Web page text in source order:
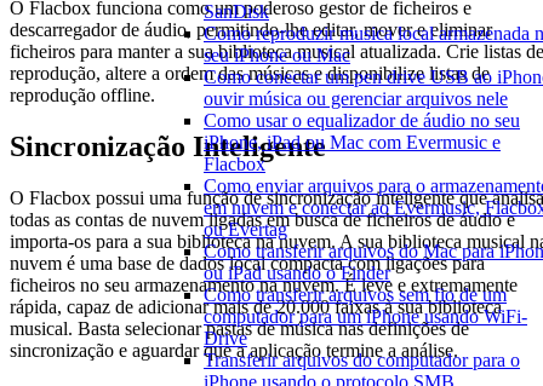
SanDisk
Como reproduzir musica local armazenada
seu iPhone ou Mac
Como conectar um pen drive USB ao
ouvir música ou gerenciar arquivos nele
Como usar o equalizador de áudio no seu
iPhone, iPad ou Mac com Evermusic e
Flacbox
Como enviar arquivos para o
em nuvem e conectar ao Evermusic,
ou Evertag
Como transferir arquivos do Mac para
ou iPad usando o Finder
Como transferir arquivos sem fio de um
computador para um iPhone usando WiFi-
Drive
Transferir arquivos do computador para o
iPhone usando o protocolo SMB
O Flacbox funciona como um poderoso gestor de ficheiros e
descarregador de áudio, permitindo-lhe editar, mover e eliminar
ficheiros para manter a sua biblioteca musical atualizada. Crie listas de
reprodução, altere a ordem das músicas e disponibilize listas de
reprodução offline.
Sincronização Inteligente
O Flacbox possui uma função de sincronização inteligente que analisa
todas as contas de nuvem ligadas em busca de ficheiros de áudio e
importa-os para a sua biblioteca na nuvem. A sua biblioteca musical
nuvem é uma base de dados local compacta com ligações para
ficheiros no seu armazenamento na nuvem. É leve e extremamente
rápida, capaz de adicionar mais de 20.000 faixas à sua biblioteca
musical. Basta selecionar pastas de música nas definições de
sincronização e aguardar que a aplicação termine a análise.